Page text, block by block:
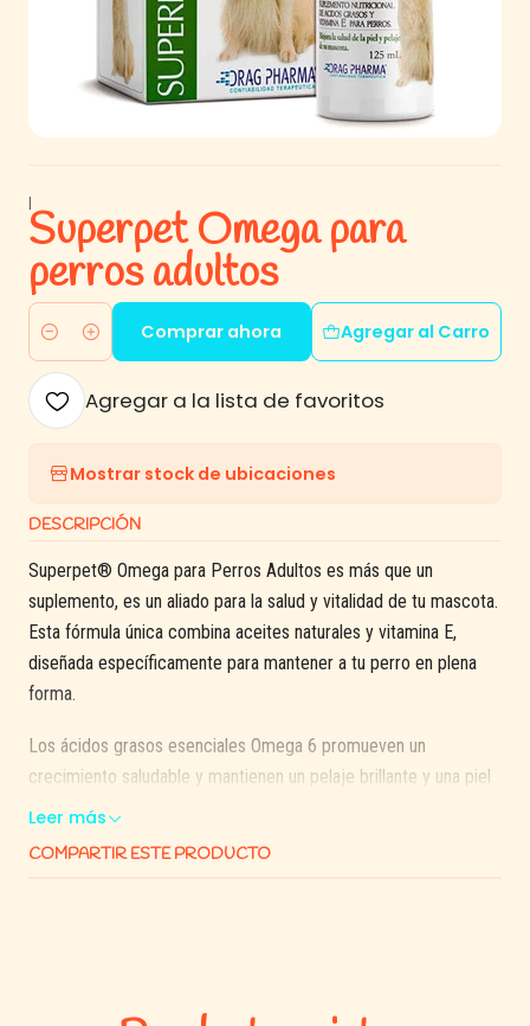
|
Superpet Omega para
perros adultos
Cantidad
Agregar al Carro
Comprar ahora
Agregar a la lista de favoritos
Mostrar stock de ubicaciones
DESCRIPCIÓN
Superpet® Omega para Perros Adultos es más que un
suplemento, es un aliado para la salud y vitalidad de tu mascota.
Esta fórmula única combina aceites naturales y vitamina E,
diseñada específicamente para mantener a tu perro en plena
forma.
Los ácidos grasos esenciales Omega 6 promueven un
crecimiento saludable y mantienen un pelaje brillante y una piel
radiante en tu mascota. Además, los ácidos grasos Omega 3
Leer más
COMPARTIR ESTE PRODUCTO